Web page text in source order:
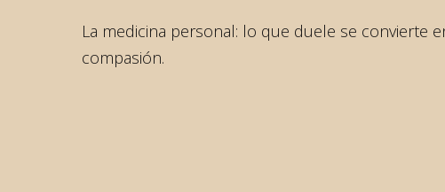
La medicina personal: lo que duele se convierte
compasión.